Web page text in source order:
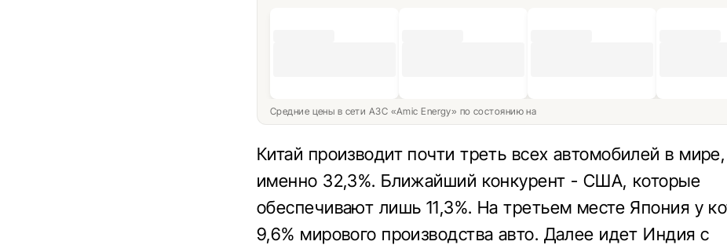
Средние цены в сети АЗС «Amic Energy» по состоянию на
Китай производит почти треть всех автомобилей в
именно 32,3%. Ближайший конкурент - США, которые
обеспечивают лишь 11,3%. На третьем месте Япония у
9,6% мирового производства авто. Далее идет Индия с